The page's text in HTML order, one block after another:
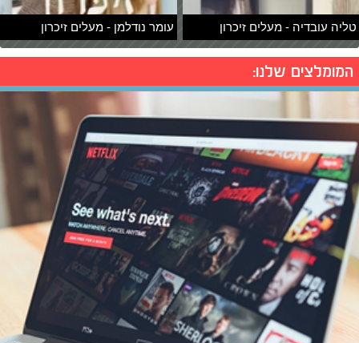
טליה עובדיה - מעלים זיכרון עומר נודלמן - מעלים זיכרון
המומלצים שלנו: